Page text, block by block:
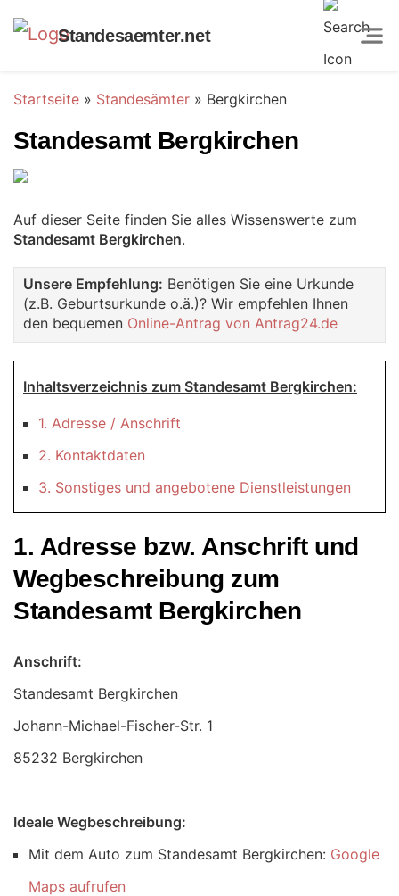
Standesaemter.net
Startseite » Standesämter » Bergkirchen
Standesamt Bergkirchen
Auf dieser Seite finden Sie alles Wissenswerte zum
Standesamt Bergkirchen.
Unsere Empfehlung: Benötigen Sie eine Urkunde
(z.B. Geburtsurkunde o.ä.)? Wir empfehlen Ihnen
den bequemen Online-Antrag von Antrag24.de
Inhaltsverzeichnis zum Standesamt Bergkirchen:
1. Adresse / Anschrift
2. Kontaktdaten
3. Sonstiges und angebotene Dienstleistungen
1. Adresse bzw. Anschrift und
Wegbeschreibung zum
Standesamt Bergkirchen
Anschrift:
Standesamt Bergkirchen
85232 Bergkirchen
Ideale Wegbeschreibung:
Mit dem Auto zum Standesamt Bergkirchen: Google
Maps aufrufen